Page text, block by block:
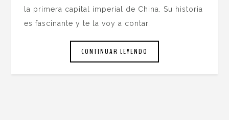
la primera capital imperial de China. Su historia
es fascinante y te la voy a contar.
CONTINUAR LEYENDO